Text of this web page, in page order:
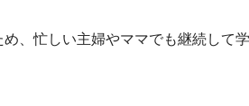
、忙しい主婦やママでも継続して学